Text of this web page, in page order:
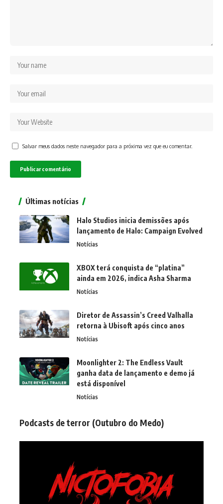
Salvar meus dados neste navegador para a próxima vez que eu comentar.
Últimas notícias
Halo Studios inicia demissões após
lançamento de Halo: Campaign Evolved
Notícias
XBOX terá conquista de “platina”
ainda em 2026, indica Asha Sharma
Notícias
Diretor de Assassin’s Creed Valhalla
retorna à Ubisoft após cinco anos
Notícias
Moonlighter 2: The Endless Vault
ganha data de lançamento e demo já
está disponível
Notícias
Podcasts de terror (Outubro do Medo)